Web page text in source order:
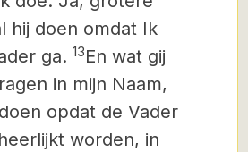
hij doen omdat Ik
ga. 13En wat gij
in mijn Naam,
opdat de Vader
worden, in